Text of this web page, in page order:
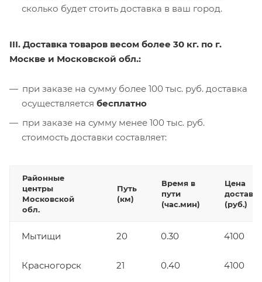
сколько будет стоить доставка в ваш город.
III. Доставка товаров весом более 30 кг. по г.
Москве и Московской обл.:
при заказе на сумму более 100 тыс. руб. доставка
осуществляется бесплатно
при заказе на сумму менее 100 тыс. руб.
стоимость доставки составляет:
Районные
центры
Московской
обл.
Путь
(км)
Время в
пути
(час.мин)
Цена
(руб.)
Мытищи 20 0.30 4100
Красногорск 21 0.40 4100